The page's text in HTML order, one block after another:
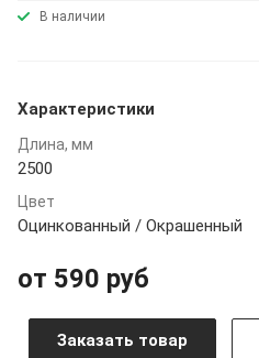
В наличии
Характеристики
Длина, мм
2500
Цвет
Оцинкованный / Окрашенный
от 590 руб
Заказать товар